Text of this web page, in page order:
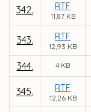
342. RTF
11,87 KB
343. RTF
12,93 KB
344. 4 KB
345. RTF
12,26 KB